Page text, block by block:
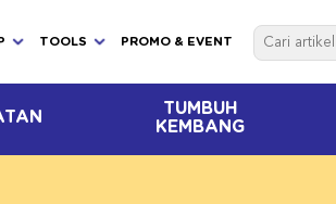
TOOLS PROMO & EVENT
TUMBUH
KEMBANG